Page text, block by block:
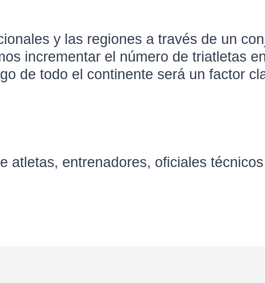
y las regiones a través de un
incrementar el número de triatletas
de todo el continente será un factor
atletas, entrenadores, oficiales